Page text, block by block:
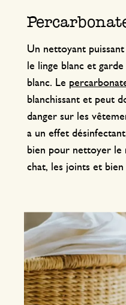
Un nettoyant
le linge blanc et
blanc. Le
blanchissant et peut
danger sur les
a un effet
bien pour nettoyer le
chat, les joints et